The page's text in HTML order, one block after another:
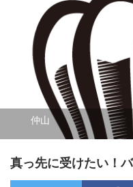
仲山
真っ先に受けたい！